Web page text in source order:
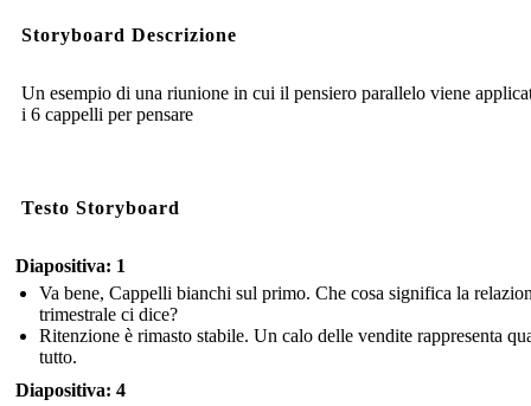
Storyboard Descrizione
Un esempio di una riunione in cui il pensiero parallelo viene
i 6 cappelli per pensare
Testo Storyboard
Diapositiva: 1
Va bene, Cappelli bianchi sul primo. Che cosa significa la
trimestrale ci dice?
Ritenzione è rimasto stabile. Un calo delle vendite rappresenta
tutto.
Diapositiva: 4